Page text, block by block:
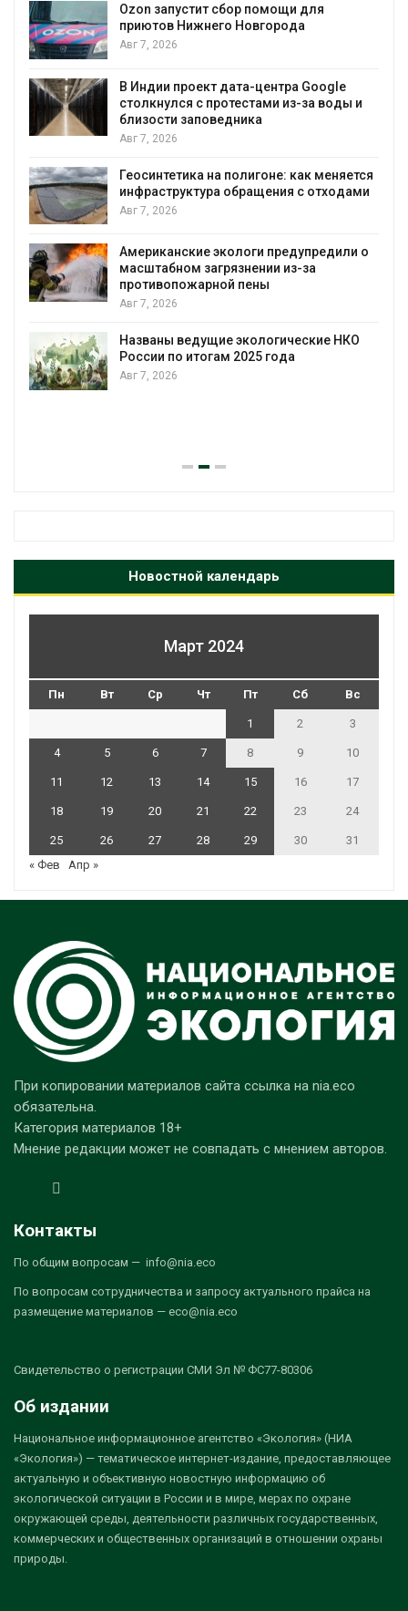
Ozon запустит сбор помощи для
приютов Нижнего Новгорода
Авг 7, 2026
В Индии проект дата-центра Google
столкнулся с протестами из-за воды и
близости заповедника
Авг 7, 2026
Геосинтетика на полигоне: как меняется
инфраструктура обращения с отходами
Авг 7, 2026
Американские экологи предупредили о
масштабном загрязнении из-за
противопожарной пены
Авг 7, 2026
Названы ведущие экологические НКО
России по итогам 2025 года
Авг 7, 2026
Новостной календарь
Март 2024
Пн Вт Ср Чт Пт Сб Вс
1 2 3
4 5 6 7 8 9 10
11 12 13 14 15 16 17
18 19 20 21 22 23 24
25 26 27 28 29 30
31
« Фев
Апр »
При копировании материалов сайта ссылка на nia.eco
обязательна.
Категория материалов 18+
Мнение редакции может не совпадать с мнением авторов.
Контакты
По общим вопросам — info@nia.eco
По вопросам сотрудничества и запросу актуального прайса на
размещение материалов — eco@nia.eco
Свидетельство о регистрации СМИ Эл № ФС77-80306
Об издании
Национальное информационное агентство «Экология» (НИА
«Экология») — тематическое интернет-издание, предоставляющее
актуальную и объективную новостную информацию об
экологической ситуации в России и в мире, мерах по охране
окружающей среды, деятельности различных государственных,
коммерческих и общественных организаций в отношении охраны
природы.